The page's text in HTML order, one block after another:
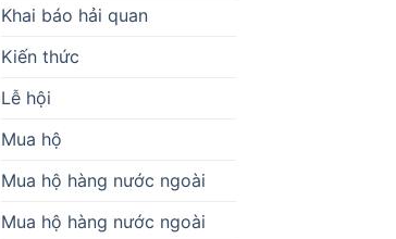
Khai báo hải quan
Kiến thức
Lễ hội
Mua hộ
Mua hộ hàng nước ngoài
Mua hộ hàng nước ngoài